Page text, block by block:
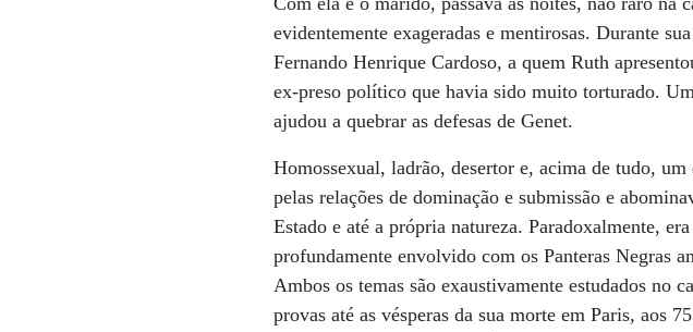
evidentemente exageradas e mentirosas. Durante
Fernando Henrique Cardoso, a quem Ruth
ex-preso político que havia sido muito torturado.
ajudou a quebrar as defesas de Genet.
Homossexual, ladrão, desertor e, acima de tudo,
pelas relações de dominação e submissão e
Estado e até a própria natureza. Paradoxalmente,
profundamente envolvido com os Panteras Negras
Ambos os temas são exaustivamente estudados no
provas até as vésperas da sua morte em Paris, aos